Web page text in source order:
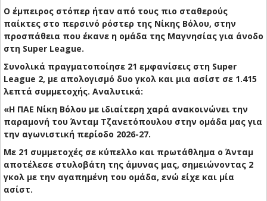
Ο έμπειρος στόπερ ήταν από τους πιο σταθερούς
παίκτες στο περσινό ρόστερ της Νίκης Βόλου, στην
προσπάθεια που έκανε η ομάδα της Μαγνησίας για άνοδο
στη Super League.
Συνολικά πραγματοποίησε 21 εμφανίσεις στη Super
League 2, με απολογισμό δυο γκολ και μια ασίστ σε 1.415
λεπτά συμμετοχής. Aναλυτικά:
«Η ΠΑΕ Νίκη Βόλου με ιδιαίτερη χαρά ανακοινώνει την
παραμονή του Άνταμ Τζανετόπουλου στην ομάδα μας για
την αγωνιστική περίοδο 2026-27.
Με 21 συμμετοχές σε κύπελλο και πρωτάθλημα ο Άνταμ
αποτέλεσε στυλοβάτη της άμυνας μας, σημειώνοντας 2
γκολ με την αγαπημένη του ομάδα, ενώ είχε και μία
ασίστ.